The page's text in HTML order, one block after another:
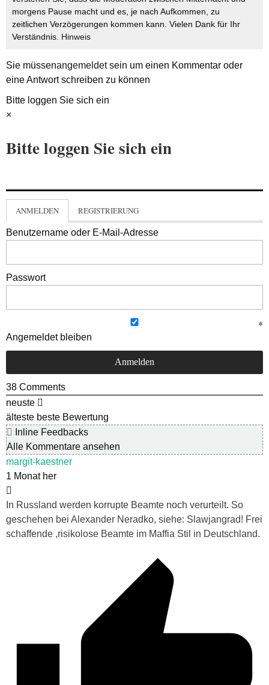
morgens Pause macht und es, je nach Aufkommen, zu
zeitlichen Verzögerungen kommen kann. Vielen Dank für Ihr
Verständnis. Hinweis
Sie müssenangemeldetsein um einen Kommentar oder
eine Antwort schreiben zu können
Bitte loggen Sie sich ein
×
Bitte loggen Sie sich ein
ANMELDEN REGISTRIERUNG
Benutzername oder E-Mail-Adresse
Passwort
Angemeldet bleiben
38 Comments
neuste
älteste beste Bewertung
Inline Feedbacks
Alle Kommentare ansehen
margit-kaestner
1 Monat her
In Russland werden korrupte Beamte noch verurteilt. So
geschehen bei Alexander Neradko, siehe: Slawjangrad! Frei
schaffende ,risikolose Beamte im Maffia Stil in Deutschland.